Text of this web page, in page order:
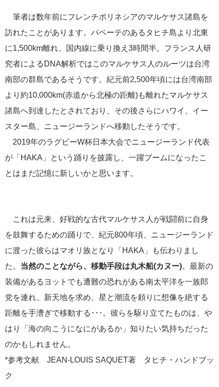
筆者は数年前にフレンチポリネシアのマルケサス諸島を
訪れたことがあります。パペーテのあるタヒチ島より北東
に1,500km離れ、国内線に乗り換え3時間半。フランス人研
究者によるDNA解析ではこのマルケサス人のルーツは台湾
南部の群島であるそうです。紀元前2,500年頃には台湾南部
より約10,000km(赤道から北極の距離)も離れたマルケサス
諸島へ到達したとされており、その後さらにハワイ、イー
スター島、ニュージーランドへ移動したそうです。
2019年のラグビーW杯日本大会でニュージーランド代表
が「HAKA」という踊りを披露し、一躍ブームになったこ
とはまだ記憶に新しいかと思います。
これは元来、好戦的な古代マルケサス人が戦闘前に自身
を鼓舞するための踊りで、紀元800年頃、ニュージーランド
に渡った彼らはマオリ族となり「HAKA」も伝わりまし
た。 当然のことながら、移動手段は丸木船(カヌー)。最新の
装備があるヨットでも遭難の恐れがある南太平洋を一族郎
党を連れ、新天地を求め、星と潮流を頼りに想像を絶する
距離を手漕ぎで移動する･･･。彼らを駆り立てたものは、や
はり「海の向こうになにがあるか」知りたい気持ちだった
のかもしれません。
*参考文献 JEAN-LOUIS SAQUET著 タヒチ・ハンドブッ
ク
添乗レポート
日本のいいとこ 33
ロイヤル・カリビアン・クルーズ
海外クルーズプランナーのつぶやき
横浜通信
港の風景
クルーズ関連番組
神戸通信
名古屋通信
ニュースリリース
ふじ丸
ディズニークルーズ 6